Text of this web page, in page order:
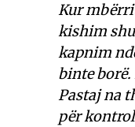
Kur
kishim
kapnim
binte
Pastaj na
për